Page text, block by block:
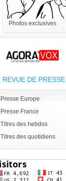
Photos exclusives
REVUE DE PRESSE
Presse Europe
Presse France
Titres des hebdos
Titres des quotidiens